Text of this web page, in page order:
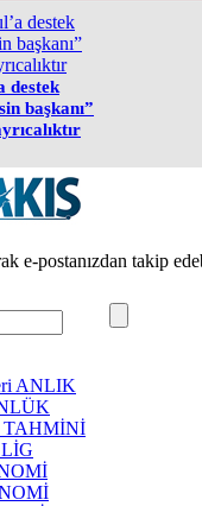
destek
başkanı”
e-postanızdan takip
ANLIK
TAHMİNİ
LİG